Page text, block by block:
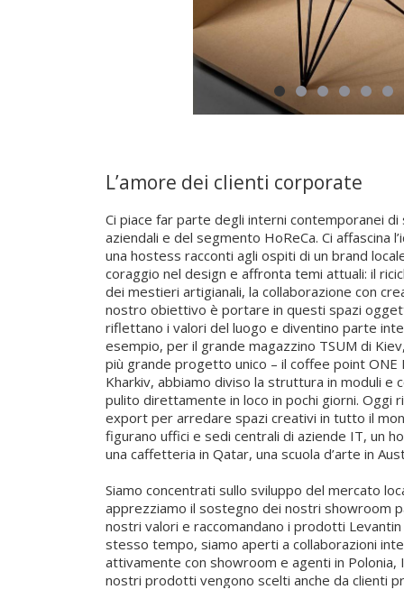
L’amore dei clienti corporate
Ci piace far parte degli interni contemporanei di
aziendali e del segmento HoReCa. Ci affascina
una hostess racconti agli ospiti di un brand
coraggio nel design e affronta temi attuali: il
dei mestieri artigianali, la collaborazione con
nostro obiettivo è portare in questi spazi
riflettano i valori del luogo e diventino parte
esempio, per il grande magazzino TSUM di
più grande progetto unico – il coffee point ONE
Kharkiv, abbiamo diviso la struttura in moduli e
pulito direttamente in loco in pochi giorni. Oggi
export per arredare spazi creativi in tutto il
figurano uffici e sedi centrali di aziende IT, un
una caffetteria in Qatar, una scuola d’arte in
Siamo concentrati sullo sviluppo del mercato
apprezziamo il sostegno dei nostri showroom
nostri valori e raccomandano i prodotti
stesso tempo, siamo aperti a collaborazioni
attivamente con showroom e agenti in Polonia,
nostri prodotti vengono scelti anche da clienti